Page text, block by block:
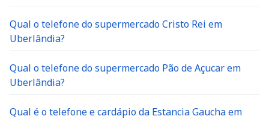
Qual o telefone do supermercado Cristo Rei em
Uberlândia?
Qual o telefone do supermercado Pão de Açucar em
Uberlândia?
Qual é o telefone e cardápio da Estancia Gaucha em